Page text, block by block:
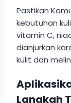
Pastikan
kebutuhan
vitamin C,
dianjurkan
kulit dan
Langkah